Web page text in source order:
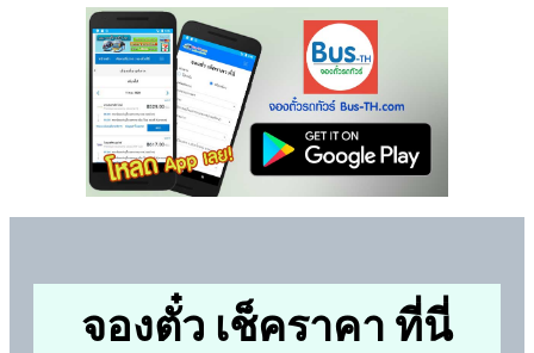
จองตั๋ว เช็คราคา ที่นี่